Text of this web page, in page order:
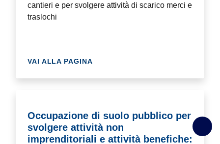
cantieri e per svolgere attività di scarico merci e
traslochi
VAI ALLA PAGINA
Occupazione di suolo pubblico per
svolgere attività non
imprenditoriali e attività benefiche: